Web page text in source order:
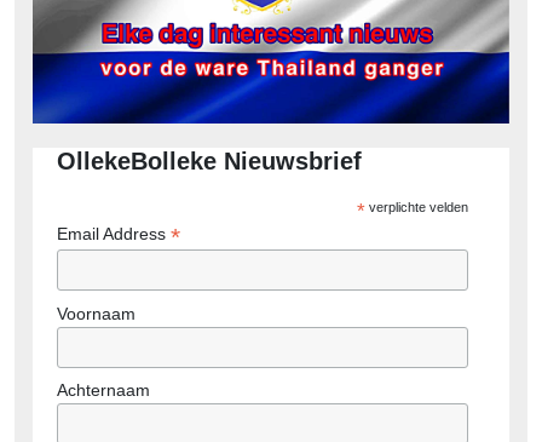
OllekeBolleke Nieuwsbrief
*verplichte velden
Email Address *
Voornaam
Achternaam